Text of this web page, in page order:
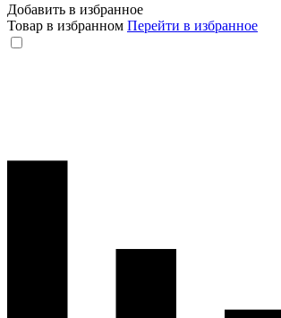
Добавить в избранное
Товар в избранном Перейти в избранное